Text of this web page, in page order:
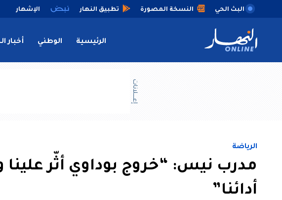
البث الحي النسخة المصورة تطبيق النهار الإشهار
الرئيسية الوطني أخبار
إعــــلانات
الرياضة
مدرب نيس: “خروج بوداوي أثّر
أدائنا”